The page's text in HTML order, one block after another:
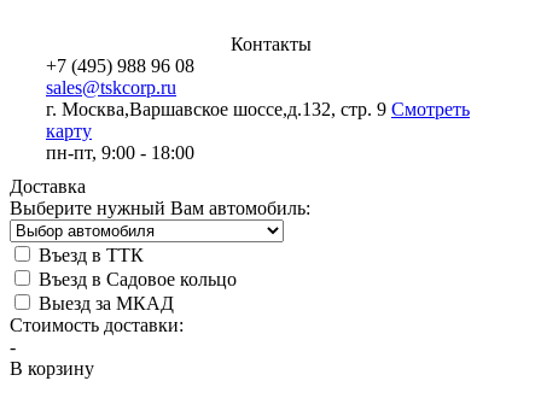
Контакты
+7 (495) 988 96 08
sales@tskcorp.ru
г. Москва,Варшавское шоссе,д.132, стр. 9 Смотреть
карту
пн-пт, 9:00 - 18:00
Доставка
Выберите нужный Вам автомобиль:
Въезд в ТТК
Въезд в Садовое кольцо
Выезд за МКАД
Стоимость доставки:
-
В корзину